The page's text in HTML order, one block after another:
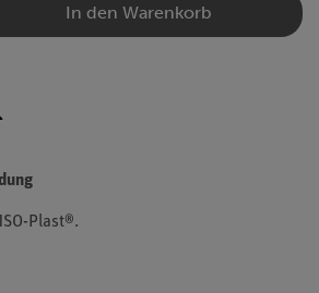
In den Warenkorb
Plast®.